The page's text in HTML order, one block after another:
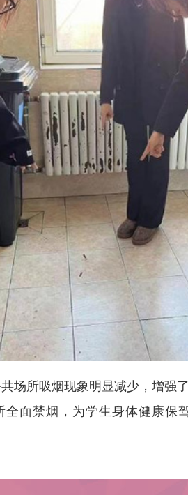
场所吸烟现象明显减少 ， 增强
全面禁烟 ， 为学生身体健康保